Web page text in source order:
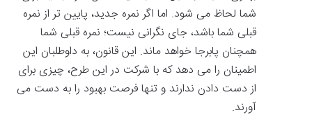
شما لحاظ می شود. اما اگر نمره جدید، پایین تر از نمره
قبلی شما باشد، جای نگرانی نیست؛ نمره قبلی شما
همچنان پابرجا خواهد ماند. این قانون، به داوطلبان این
اطمینان را می دهد که با شرکت در این طرح، چیزی برای
از دست دادن ندارند و تنها فرصت بهبود را به دست می
آورند.